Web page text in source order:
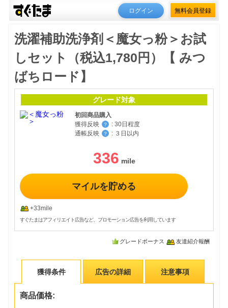
ログイン 無料会員登録
洗濯補助洗浄剤＜魔女っ粉＞お試
しセット（税込1,780円）【 みつ
ばちロード】
グレード対象
初回商品購入
獲得反映
？ : 30日程度
通帳反映
？ : ３日以内
336
マイルを貯める
+33mile
すぐたまはアフィリエイト広告など、プロモーション広告を利用しています
グレードボーナス 友達紹介報酬
獲得条件 広告の詳細 注意事項
商品価格: